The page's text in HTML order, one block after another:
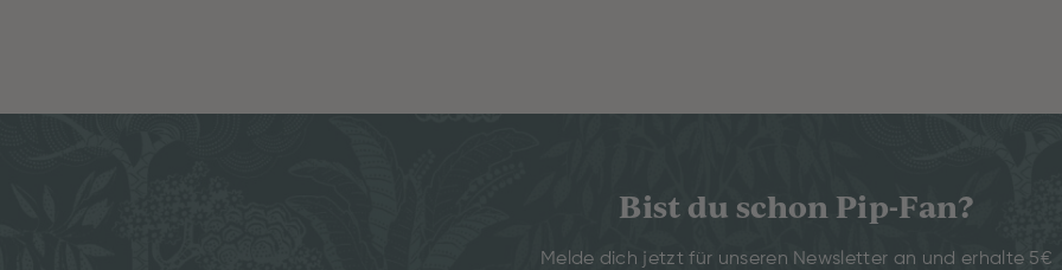
Bist du schon Pip-Fan?
Melde dich jetzt für unseren Newsletter an und erhalte 5€